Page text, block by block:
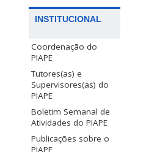
INSTITUCIONAL
Coordenação do
PIAPE
Tutores(as) e
Supervisores(as) do
PIAPE
Boletim Semanal de
Atividades do PIAPE
Publicações sobre o
PIAPE